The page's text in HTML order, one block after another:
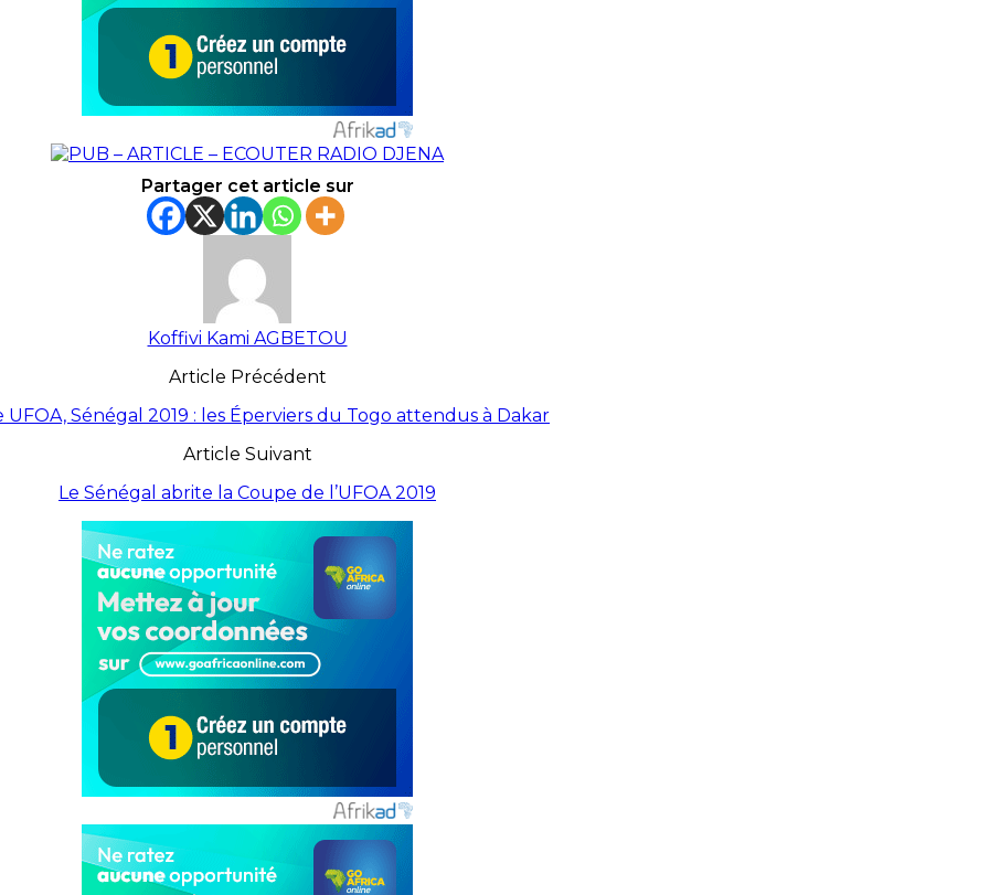
Partager cet article sur
Koffivi Kami AGBETOU
Article Précédent
UFOA, Sénégal 2019 : les Éperviers du Togo attendus à Dakar
Article Suivant
Le Sénégal abrite la Coupe de l’UFOA 2019